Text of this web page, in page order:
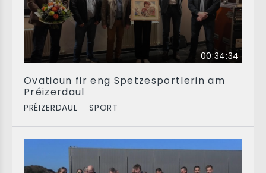
00:34:34
Ovatioun fir eng Spëtzesportlerin am
Préizerdaul
PRÉIZERDAUL SPORT